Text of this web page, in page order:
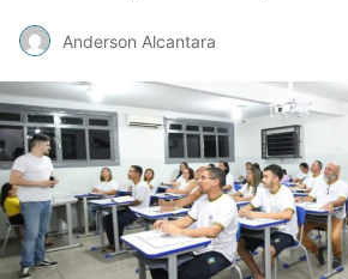
Anderson Alcantara